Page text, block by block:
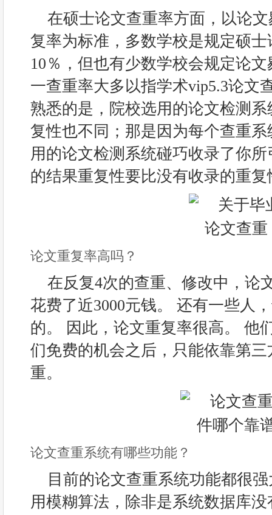
在硕士论文查重率方面，以论
复率为标准，多数学校是规定硕
10％，但也有少数学校会规定论
一查重率大多以指学术vip5.3论文
熟悉的是，院校选用的论文检测
复性也不同；那是因为每个查重
用的论文检测系统碰巧收录了你
的结果重复性要比没有收录的重复
论文重复率高吗？
在反复4次的查重、修改中，论
花费了近3000元钱。 还有一些人
的。 因此，论文重复率很高。 他
们免费的机会之后，只能依靠第
重。
论文查重系统有哪些功能？
目前的论文查重系统功能都很
用模糊算法，除非是系统数据库